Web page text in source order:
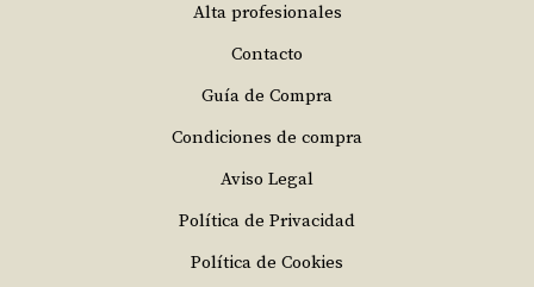
Alta profesionales
Contacto
Guía de Compra
Condiciones de compra
Aviso Legal
Política de Privacidad
Política de Cookies